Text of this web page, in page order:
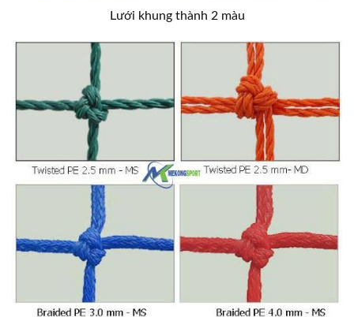
Lưới khung thành 2 màu